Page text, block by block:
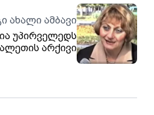
ახალი ამბავი
2003 წ თრიალეთის არქივი